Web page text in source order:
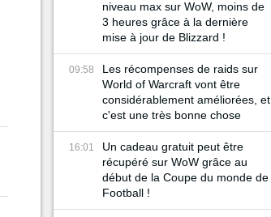
niveau max sur WoW, moins de
3 heures grâce à la dernière
mise à jour de Blizzard !
09:58
Les récompenses de raids sur
World of Warcraft vont être
considérablement améliorées, et
c'est une très bonne chose
16:01
Un cadeau gratuit peut être
récupéré sur WoW grâce au
début de la Coupe du monde de
Football !